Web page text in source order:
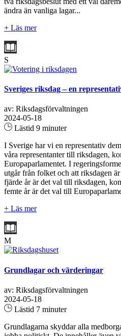
ändra än vanliga lagar...
+ Läs mer
S
Sveriges riksdag – en
av: Riksdagsförvaltningen
2024-05-18
Lästid 9 minuter
I Sverige har vi en representativ
våra representanter till riksdagen,
Europaparlamentet. I
utgår från folket och att riksdagen
fjärde år är det val till riksdagen,
femte år är det val till
+ Läs mer
M
Grundlagar och värderingar
av: Riksdagsförvaltningen
2024-05-18
Lästid 7 minuter
Grundlagarna skyddar alla